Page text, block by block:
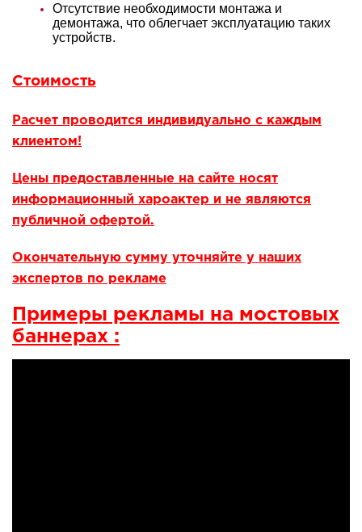
Отсутствие необходимости монтажа и
демонтажа, что облегчает эксплуатацию таких
устройств.
Стоимость
Расчет проводится индивидуально с каждым
клиентом!
Цены предоставленные на сайте носят
информационный хароактер и не являются
публичной офертой.
Окончательную сумму уточняйте у наших
экспертов по рекламе
Примеры рекламы на мостовых
баннерах :